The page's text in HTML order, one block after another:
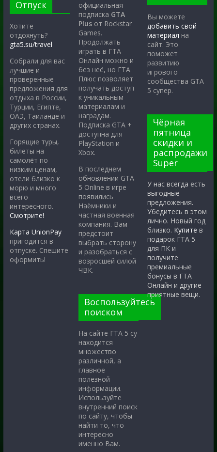
Отпуск
Хотите
отдохнуть?
gta5.su/travel
Собрали для вас
лучшие и
проверенные
предложения для
отдыха в России,
Турции, Египте,
ОАЭ, Таиланде и
других странах.
Горящие туры,
билеты на
самолёт по
низким ценам,
отели близко к
морю и много
всего
интересного.
Смотрите!
Карта UnionPay
пригодится в
отпуске. Спешите
оформить!
официальная
подписка GTA
Plus от Rockstar
Games.
Продолжать
играть в ГТА
Онлайн можно и
без неё, но ГТА
Плюс позволяет
получать доступ
к уникальным
материалам и
наградам.
Подписка GTA +
доступна для
PlayStation и
Xbox.
В последнем
обновлении GTA
5 Online в игре
появились
Наёмники и
частная военная
компания. Вам
предстоит
выбрать сторону
и разобраться с
возросшей силой
ЧВК.
Воспользуйтесь
поиском
На сайте ГТА 5 су
находится
множество
различной, а
главное
полезной
информации.
Используйте
внутренний поиск
по сайту, чтобы
найти то, что
интересно
именно Вам.
Вы можете
добавить свой
материал на
сайт. Это
поможет
развитию
игрового
сообщества GTA
5 супер.
Чёрная
пятница
скидки и
распродажи
Super
У нас всегда есть
выгодные
предложения.
Убедитесь в этом
лично. Новый год
близко. Купите в
подарок ГТА 5
для ПК и
получите
премиальные
бонусы в ГТА
Онлайн и другие
приятные вещи.